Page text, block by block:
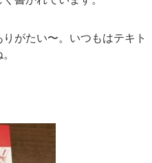
がたい〜。いつもはテキト